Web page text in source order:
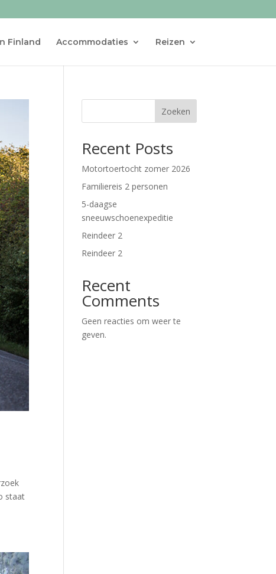
Finland Accommodaties Reizen
staat
Zoeken
Recent Posts
Motortoertocht zomer 2026
Familiereis 2 personen
5-daagse
sneeuwschoenexpeditie
Reindeer 2
Reindeer 2
Recent
Comments
Geen reacties om weer te
geven.